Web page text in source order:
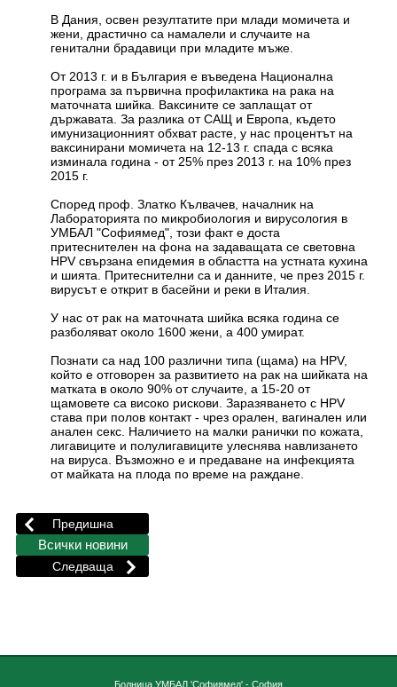
В Дания, освен резултатите при млади момичета и
жени, драстично са намалели и случаите на
генитални брадавици при младите мъже.
От 2013 г. и в България е въведена Национална
програма за първична профилактика на рака на
маточната шийка. Ваксините се заплащат от
държавата. За разлика от САЩ и Европа, където
имунизационният обхват расте, у нас процентът на
ваксинирани момичета на 12-13 г. спада с всяка
изминала година - от 25% през 2013 г. на 10% през
2015 г.
Според проф. Златко Кълвачев, началник на
Лабораторията по микробиология и вирусология в
УМБАЛ "Софиямед", този факт е доста
притеснителен на фона на задаващата се световна
HPV свързана епидемия в областта на устната кухина
и шията. Притеснителни са и данните, че през 2015 г.
вирусът е открит в басейни и реки в Италия.
У нас от рак на маточната шийка всяка година се
разболяват около 1600 жени, а 400 умират.
Познати са над 100 различни типа (щама) на HPV,
който е отговорен за развитието на рак на шийката на
матката в около 90% от случаите, а 15-20 от
щамовете са високо рискови. Заразяването с HPV
става при полов контакт - чрез орален, вагинален или
анален секс. Наличието на малки ранички по кожата,
лигавиците и полулигавиците улеснява навлизането
на вируса. Възможно е и предаване на инфекцията
от майката на плода по време на раждане.
Болница УМБАЛ 'Софиямед' - София